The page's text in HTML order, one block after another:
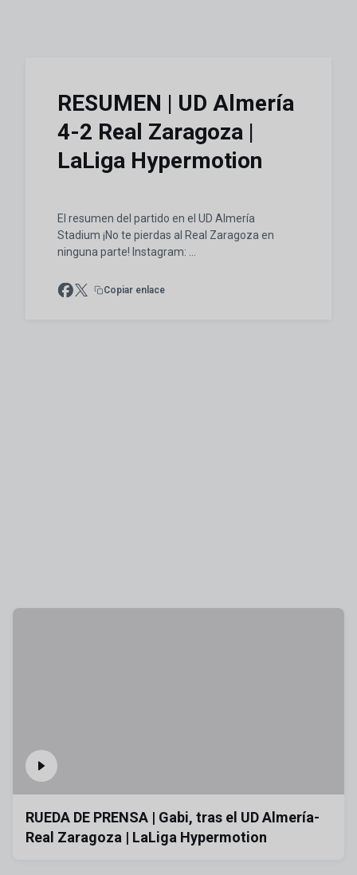
RESUMEN | UD Almería
4-2 Real Zaragoza |
LaLiga Hypermotion
El resumen del partido en el UD Almería
Stadium ¡No te pierdas al Real Zaragoza en
ninguna parte! Instagram: ...
Copiar enlace
RUEDA DE PRENSA | Gabi, tras el UD Almería-
Real Zaragoza | LaLiga Hypermotion